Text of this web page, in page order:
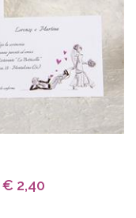
€ 2,40